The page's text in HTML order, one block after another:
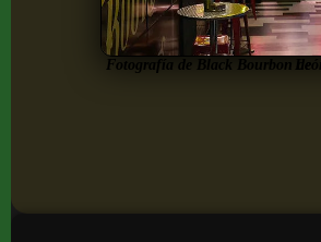
Fotografía de Black Bourbon deLeón